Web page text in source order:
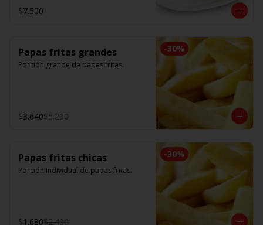
$7.500
-30%
Papas fritas grandes
Porción grande de papas fritas.
$3.640$5.200
-30%
Papas fritas chicas
Porción individual de papas fritas.
$1.680$2.400